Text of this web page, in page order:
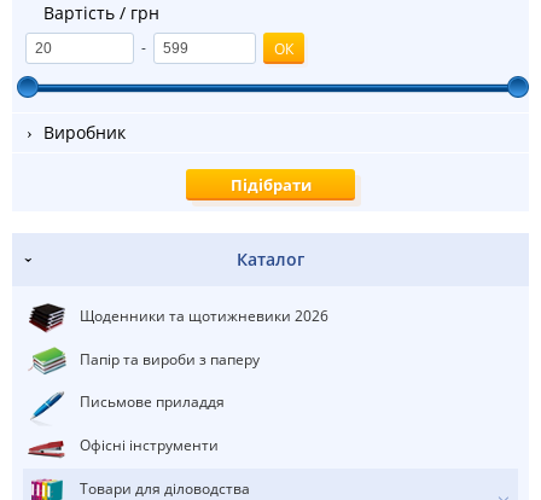
Вартість / грн
-
Виробник
Каталог
Щоденники та щотижневики 2026
Папір та вироби з паперу
Письмове приладдя
Офісні інструменти
Товари для діловодства